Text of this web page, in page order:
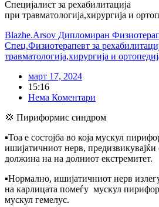
Специјалист за рехабилитација
при травматологија,хирургија и
Blazhe.Arsov Дипломиран
Спец.Физиотерапевт за
травматологија,хирургија и
март 17, 2024
15:16
Нема Коментари
💢 Пириформис синдром
▪️Тоа е состојба во која мускул
ишијатичниот нерв,
должина на на долниот екстремитет.
▪️Нормално, ишијатичниот нерв
на карлицата помеѓу мускул
мускул гемелус.